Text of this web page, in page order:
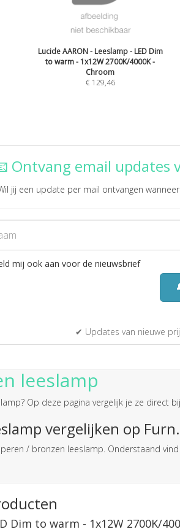
Lucide AARON - Leeslamp - LED Dim
to warm - 1x12W 2700K/4000K -
Chroom
€ 129,46
Ontvang email updates
jij een update per mail ontvangen
mij ook aan voor de nieuwsbrief
✔ Updates van nieuwe
leeslamp
? Op deze pagina vergelijk je ze direct
vergelijken op
/ bronzen leeslamp. Onderstaand
Dim to warm - 1x12W 2700K/